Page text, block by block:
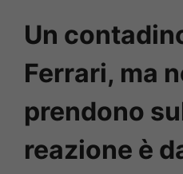
Un
Ferrari, ma
prendono
reazione è